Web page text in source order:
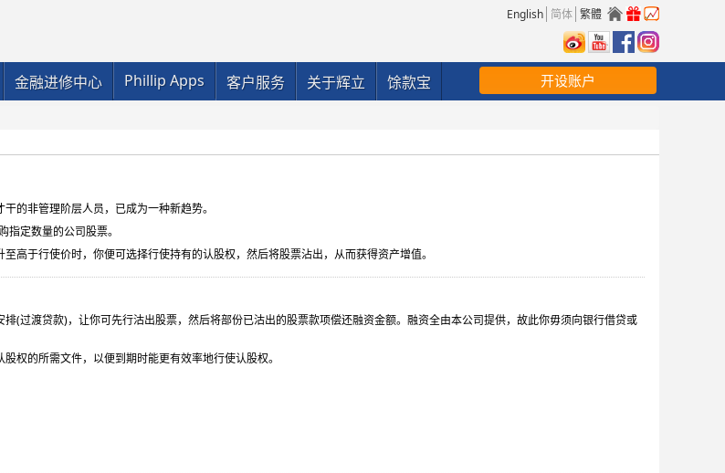
English 简体 繁體
金融进修中心 Phillip Apps 客户服务 关于辉立 馀款宝 开设账户
的非管理阶层人员，已成为一种新趋势。
定数量的公司股票。
高于行使价时，你便可选择行使持有的认股权，然后将股票沾出，从而获得资产增值。
(过渡贷款)，让你可先行沽出股票，然后将部份已沽出的股票款项偿还融资金额。融资全由本公司提供，故此你毋须向银行借贷或
权的所需文件，以便到期时能更有效率地行使认股权。